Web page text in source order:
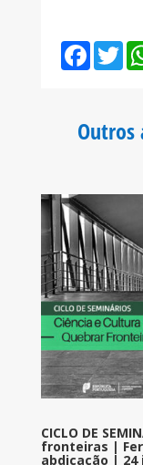
F
o
T
w
r
Outros
CICLO DE
fronteiras |
abdicação | 24